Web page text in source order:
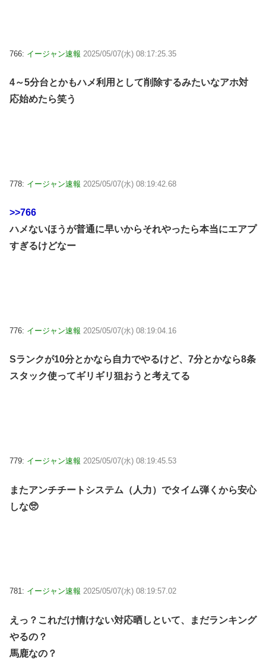
766: イージャン速報 2025/05/07(水) 08:17:25.35
4～5分台とかもハメ利用として削除するみたいなアホ対
応始めたら笑う
778: イージャン速報 2025/05/07(水) 08:19:42.68
>>766
ハメないほうが普通に早いからそれやったら本当にエアプ
すぎるけどなー
776: イージャン速報 2025/05/07(水) 08:19:04.16
Sランクが10分とかなら自力でやるけど、7分とかなら8条
スタック使ってギリギリ狙おうと考えてる
779: イージャン速報 2025/05/07(水) 08:19:45.53
またアンチチートシステム（人力）でタイム弾くから安心
しな🥺
781: イージャン速報 2025/05/07(水) 08:19:57.02
えっ？これだけ情けない対応晒しといて、まだランキング
やるの？
馬鹿なの？